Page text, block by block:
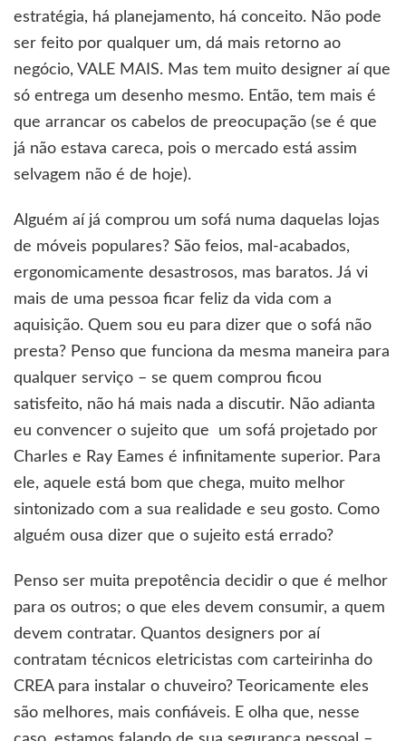
estratégia, há planejamento, há conceito. Não pode
ser feito por qualquer um, dá mais retorno ao
negócio, VALE MAIS. Mas tem muito designer aí que
só entrega um desenho mesmo. Então, tem mais é
que arrancar os cabelos de preocupação (se é que
já não estava careca, pois o mercado está assim
selvagem não é de hoje).
Alguém aí já comprou um sofá numa daquelas lojas
de móveis populares? São feios, mal-acabados,
ergonomicamente desastrosos, mas baratos. Já vi
mais de uma pessoa ficar feliz da vida com a
aquisição. Quem sou eu para dizer que o sofá não
presta? Penso que funciona da mesma maneira para
qualquer serviço – se quem comprou ficou
satisfeito, não há mais nada a discutir. Não adianta
eu convencer o sujeito que um sofá projetado por
Charles e Ray Eames é infinitamente superior. Para
ele, aquele está bom que chega, muito melhor
sintonizado com a sua realidade e seu gosto. Como
alguém ousa dizer que o sujeito está errado?
Penso ser muita prepotência decidir o que é melhor
para os outros; o que eles devem consumir, a quem
devem contratar. Quantos designers por aí
contratam técnicos eletricistas com carteirinha do
CREA para instalar o chuveiro? Teoricamente eles
são melhores, mais confiáveis. E olha que, nesse